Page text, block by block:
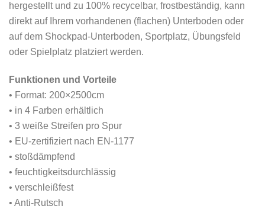
hergestellt und zu 100% recycelbar, frostbeständig, kann
direkt auf Ihrem vorhandenen (flachen) Unterboden oder
auf dem Shockpad-Unterboden, Sportplatz, Übungsfeld
oder Spielplatz platziert werden.
Funktionen und Vorteile
• Format: 200×2500cm
• in 4 Farben erhältlich
• 3 weiße Streifen pro Spur
• EU-zertifiziert nach EN-1177
• stoßdämpfend
• feuchtigkeitsdurchlässig
• verschleißfest
• Anti-Rutsch